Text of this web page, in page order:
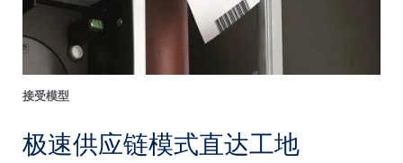
接受模型
极速供应链模式直达工地